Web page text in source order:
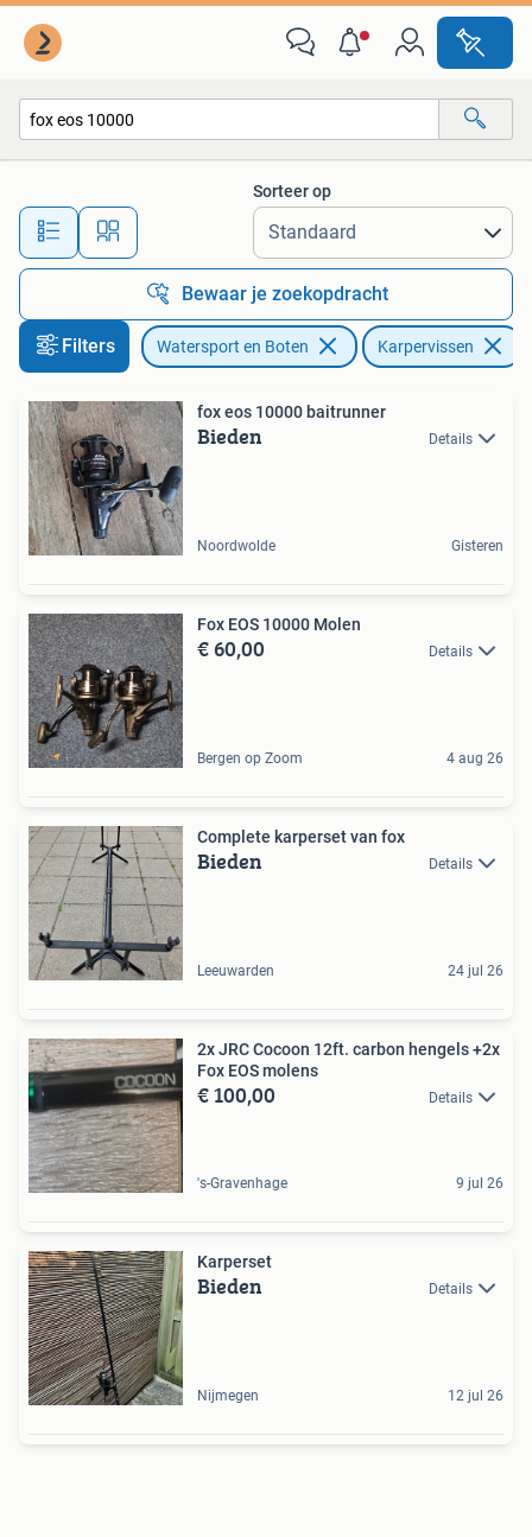
Alle afstanden…
Sorteer op
Bewaar je zoekopdracht
Filters Watersport en Boten Karpervissen
fox eos 10000 baitrunner
Bieden Details
Noordwolde Gisteren
Fox EOS 10000 Molen
€ 60,00 Details
Bergen op Zoom 4 aug 26
Complete karperset van fox
Bieden Details
Leeuwarden 24 jul 26
2x JRC Cocoon 12ft. carbon hengels +2x
Fox EOS molens
€ 100,00 Details
's-Gravenhage 9 jul 26
Karperset
Bieden Details
Nijmegen 12 jul 26